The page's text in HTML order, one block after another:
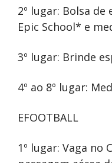
2º lugar: Bolsa de
Epic School* e
3º lugar: Brinde
4º ao 8º lugar:
EFOOTBALL
1º lugar: Vaga no